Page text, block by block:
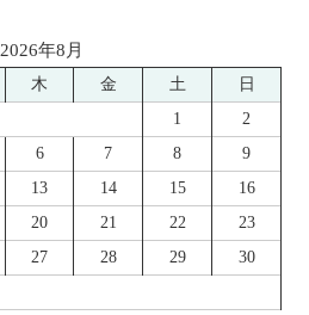
2026年8月
木 金 土
日
1
2
6 7 8
9
13 14 15
16
20 21 22
23
27 28 29
30